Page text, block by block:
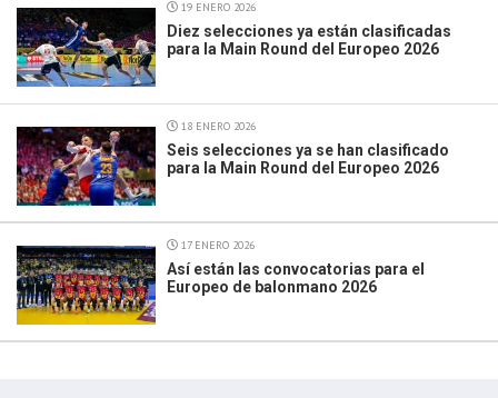
19 ENERO 2026
Diez selecciones ya están clasificadas
para la Main Round del Europeo 2026
18 ENERO 2026
Seis selecciones ya se han clasificado
para la Main Round del Europeo 2026
17 ENERO 2026
Así están las convocatorias para el
Europeo de balonmano 2026